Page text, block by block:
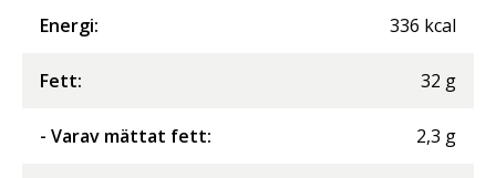
Energi: 336 kcal
Fett: 32 g
- Varav mättat fett: 2,3 g